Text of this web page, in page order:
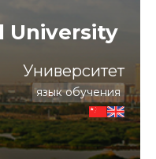
University
Университет
язык обучения